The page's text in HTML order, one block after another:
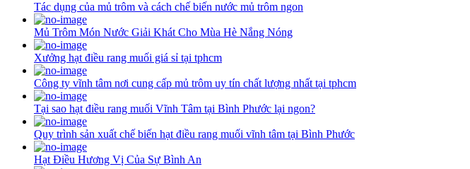
Tác dụng của mủ trôm và cách chế biến nước mủ trôm ngon
Mủ Trôm Món Nước Giải Khát Cho Mùa Hè Nắng Nóng
Xưởng hạt điều rang muối giá sỉ tại tphcm
Công ty vĩnh tâm nơi cung cấp mủ trôm uy tín chất lượng nhất tại tphcm
Tại sao hạt điều rang muối Vĩnh Tâm tại Bình Phước lại ngon?
Quy trình sản xuất chế biến hạt điều rang muối vĩnh tâm tại Bình Phước
Hạt Điều Hương Vị Của Sự Bình An